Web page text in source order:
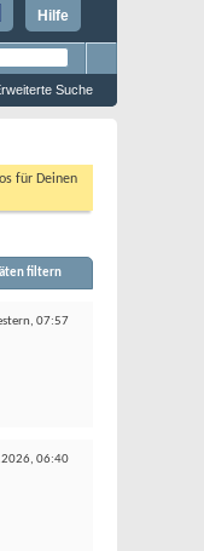
Hilfe
Suche
für Deinen
filtern
07:57
06:40